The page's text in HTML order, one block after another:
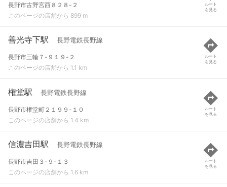
長野市古野宮西８２８-２
このページの店舗から 899 m
ルート
を見る
善光寺下駅 長野電鉄長野線
長野市三輪７-９１９-２
このページの店舗から 1.1 km
ルート
を見る
権堂駅 長野電鉄長野線
長野市権堂町２１９９-１０
このページの店舗から 1.4 km
ルート
を見る
信濃吉田駅 長野電鉄長野線
長野市吉田３-９-１３
このページの店舗から 1.6 km
ルート
を見る